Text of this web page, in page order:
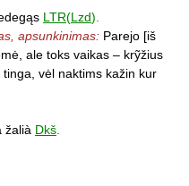
LTR(Lzd).
apsunkinimas: Parejo [iš
ale toks vaikas – krỹžius
vėl naktims kažin kur
žalià Dkš.